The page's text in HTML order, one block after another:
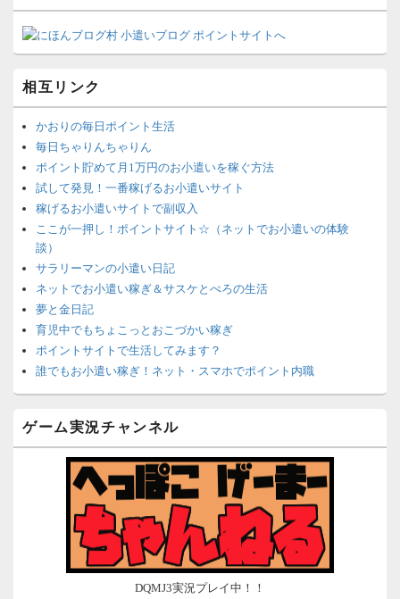
相互リンク
かおりの毎日ポイント生活
毎日ちゃりんちゃりん
ポイント貯めて月1万円のお小遣いを稼ぐ方法
試して発見！一番稼げるお小遣いサイト
稼げるお小遣いサイトで副収入
ここが一押し！ポイントサイト☆（ネットでお小遣いの体験
談）
サラリーマンの小遣い日記
ネットでお小遣い稼ぎ＆サスケとぺろの生活
夢と金日記
育児中でもちょこっとおこづかい稼ぎ
ポイントサイトで生活してみます？
誰でもお小遣い稼ぎ！ネット・スマホでポイント内職
ネットで簡単にお小遣い稼ぎ☆安心・安全・リスクなし☆
ポイントがお金に！？-空いた時間でちょい稼ぎ-
在宅deお小遣い！～小銭だって集めれば諭吉になる～
ネット収入攻略ナビ
ポイントサイトは安全？危険？お小遣い稼ぎサイトの使い方ガ
ゲーム実況チャンネル
DQMJ3実況プレイ中！！